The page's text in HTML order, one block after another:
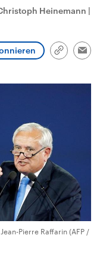
Heinemann |
Link
Pierre Raffarin (AFP /